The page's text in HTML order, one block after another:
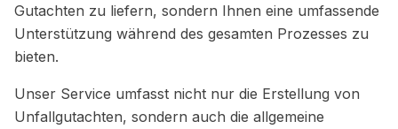
Gutachten zu liefern, sondern Ihnen eine umfassende
Unterstützung während des gesamten Prozesses zu
bieten.
Unser Service umfasst nicht nur die Erstellung von
Unfallgutachten, sondern auch die allgemeine